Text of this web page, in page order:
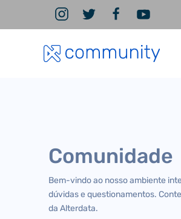
Comunidade
Bem-vindo ao nosso ambiente
dúvidas e questionamentos.
da Alterdata.